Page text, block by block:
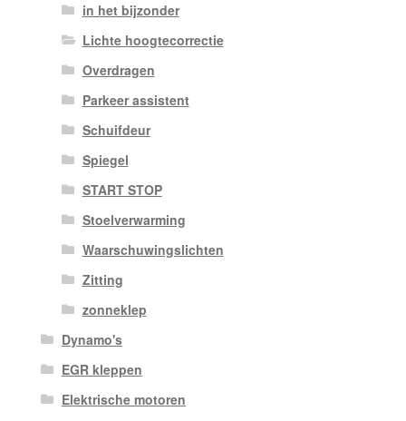
in het bijzonder
Lichte hoogtecorrectie
Overdragen
Parkeer assistent
Schuifdeur
Spiegel
START STOP
Stoelverwarming
Waarschuwingslichten
Zitting
zonneklep
Dynamo's
EGR kleppen
Elektrische motoren